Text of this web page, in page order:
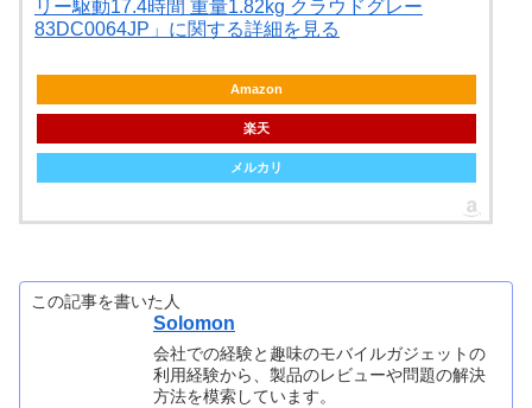
リー駆動17.4時間 重量1.82kg クラウドグレー
83DC0064JP」に関する詳細を見る
Amazon
楽天
メルカリ
この記事を書いた人
Solomon
会社での経験と趣味のモバイルガジェットの
利用経験から、製品のレビューや問題の解決
方法を模索しています。